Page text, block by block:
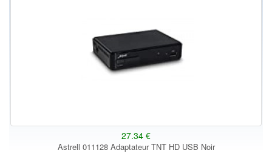
27.34 €
Astrell 011128 Adaptateur TNT HD USB Noir